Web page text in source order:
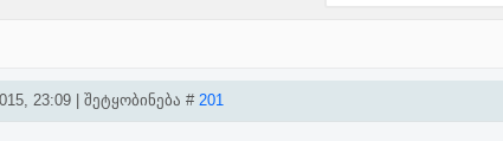
23:09 | შეტყობინება # 201